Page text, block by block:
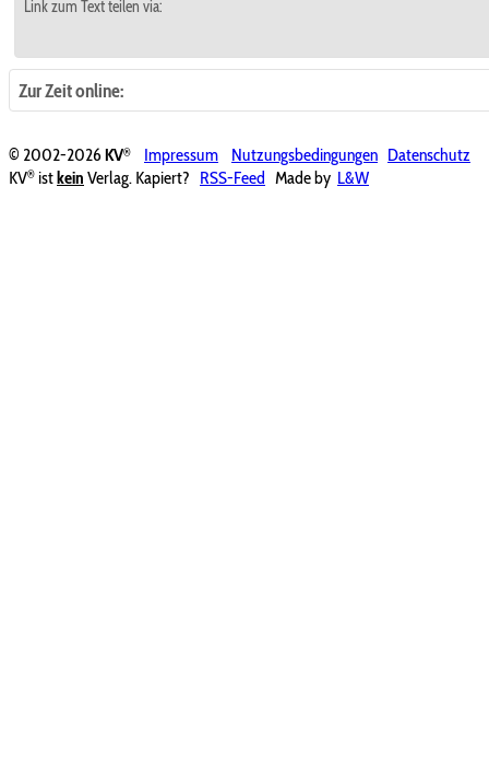
Link zum Text teilen via:
Zur Zeit online:
© 2002-2026KV® Impressum Nutzungsbedingungen Datenschutz
KV® ist kein Verlag. Kapiert? RSS-Feed Made by L&W